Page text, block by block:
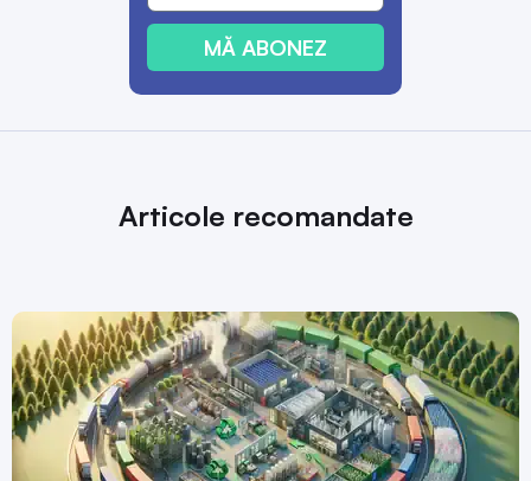
MĂ ABONEZ
Articole recomandate